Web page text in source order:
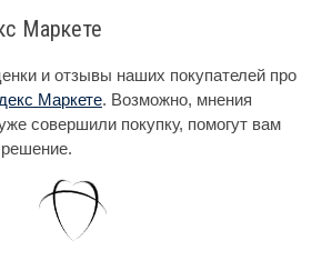
Маркете
и отзывы наших покупателей про
Маркете. Возможно, мнения
совершили покупку, помогут вам